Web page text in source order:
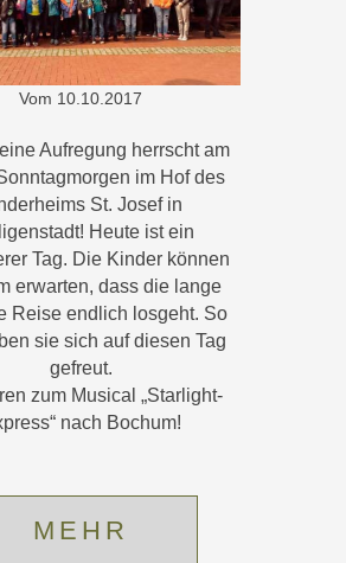
Vom 10.10.2017
Aufregung herrscht am
im Hof des
St. Josef in
Heute ist ein
Tag. Die Kinder können
erwarten, dass die lange
Reise endlich losgeht. So
sie sich auf diesen Tag
gefreut.
zum Musical „Starlight-
nach Bochum!
MEHR